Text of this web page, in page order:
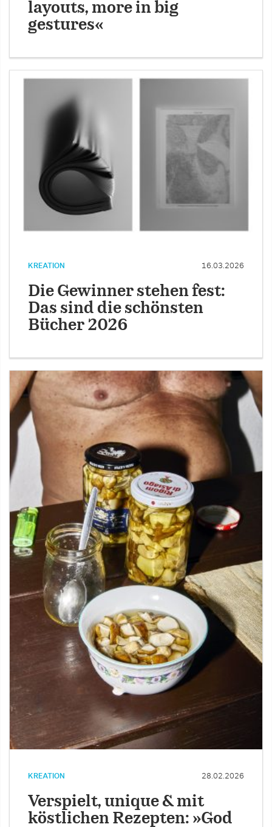
layouts, more in big
gestures«
KREATION 16.03.2026
Die Gewinner stehen fest:
Das sind die schönsten
Bücher 2026
KREATION 28.02.2026
Verspielt, unique & mit
köstlichen Rezepten: »God